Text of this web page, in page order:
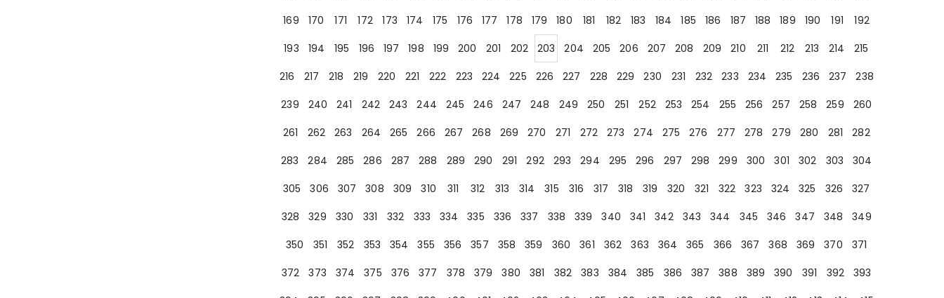
169
170 171 172 173 174 175 176 177 178 179 180 181 182 183 184 185 186 187 188 189 190 191
192
193
194 195 196 197 198 199 200 201 202 203 204 205 206 207 208 209 210 211 212 213 214
215
216
217 218 219 220 221 222 223 224 225 226 227 228 229 230 231 232 233 234 235 236 237
238
239
240 241 242 243 244 245 246 247 248 249 250 251 252 253 254 255 256 257 258 259
260
261
262 263 264 265 266 267 268 269 270 271 272 273 274 275 276 277 278 279 280 281
282
283
284 285 286 287 288 289 290 291 292 293 294 295 296 297 298 299 300 301 302 303
304
305
306 307 308 309 310 311 312 313 314 315 316 317 318 319 320 321 322 323 324 325 326
327
328
329 330 331 332 333 334 335 336 337 338 339 340 341 342 343 344 345 346 347 348
349
350
351 352 353 354 355 356 357 358 359 360 361 362 363 364 365 366 367 368 369 370
371
372
373 374 375 376 377 378 379 380 381 382 383 384 385 386 387 388 389 390 391 392
393